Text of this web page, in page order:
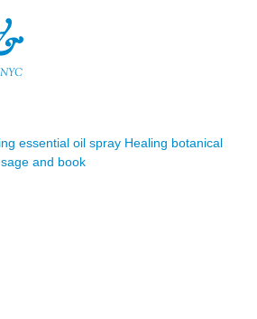
essential oil spray Healing botanical
and book